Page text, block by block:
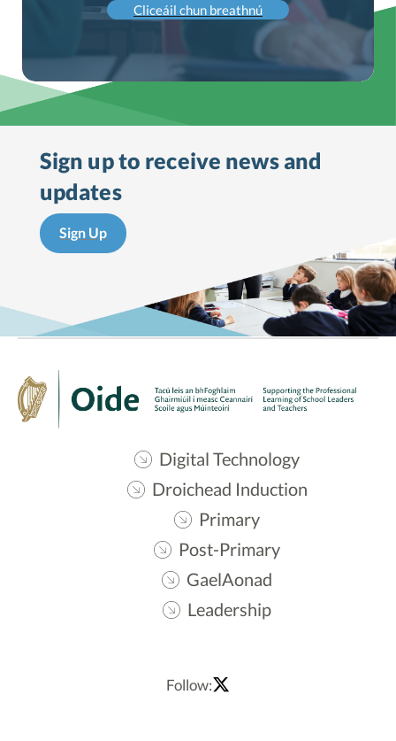
Cliceáil chun breathnú
Sign up to receive news and
updates
Sign Up
Digital Technology
Droichead Induction
Primary
Post-Primary
GaelAonad
Leadership
Follow: